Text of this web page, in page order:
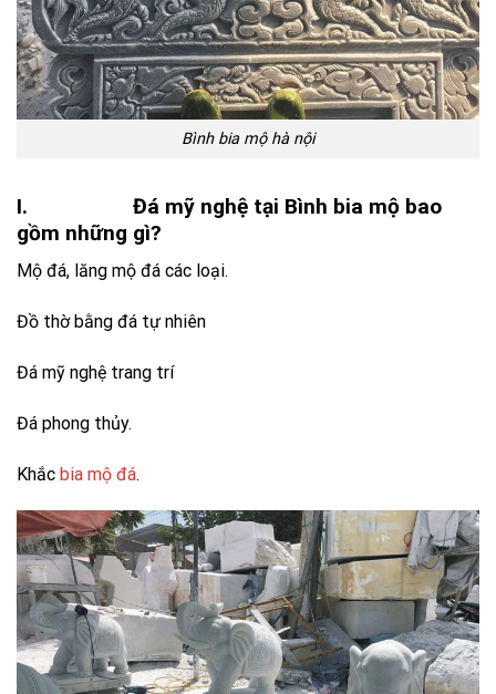
Bình bia mộ hà nội
I. Đá mỹ nghệ tại Bình bia mộ bao
gồm những gì?
Mộ đá, lăng mộ đá các loại.
Đồ thờ bằng đá tự nhiên
Đá mỹ nghệ trang trí
Đá phong thủy.
Khắc bia mộ đá.